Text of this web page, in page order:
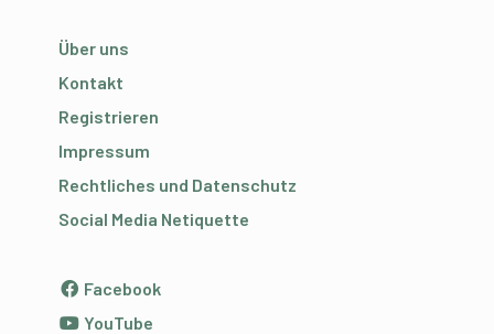
Über uns
Kontakt
Registrieren
Impressum
Rechtliches und Datenschutz
Social Media Netiquette
Facebook
YouTube